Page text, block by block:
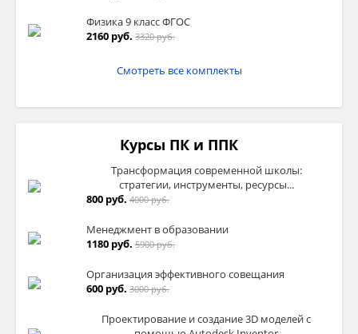
Физика 9 класс ФГОС
2160 руб. 3320 руб.
Смотреть все комплекты
Курсы ПК и ППК
Трансформация современной школы:
стратегии, инструменты, ресурсы...
800 руб. 4000 руб.
Менеджмент в образовании
1180 руб. 5900 руб.
Организация эффективного совещания
600 руб. 3000 руб.
Проектирование и создание 3D моделей с